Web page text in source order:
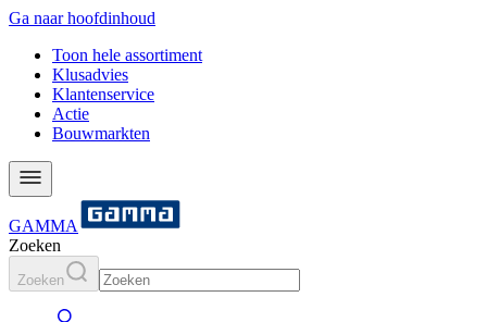
Ga naar hoofdinhoud
Toon hele assortiment
Klusadvies
Klantenservice
Actie
Bouwmarkten
GAMMA
Zoeken
Zoeken